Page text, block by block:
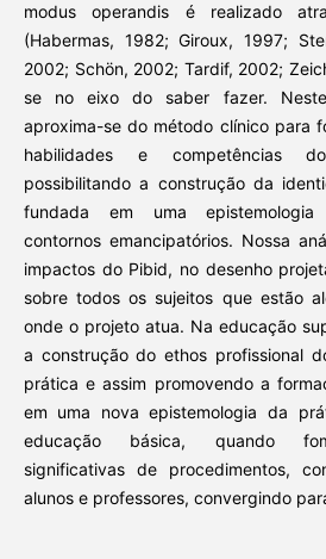
modus operandis é realizado
(Habermas, 1982; Giroux, 1997;
2002; Schön, 2002; Tardif, 2002;
se no eixo do saber fazer.
aproxima-se do método clínico para
habilidades e competências
possibilitando a construção da
fundada em uma epistemologia
contornos emancipatórios. Nossa
impactos do Pibid, no desenho
sobre todos os sujeitos que estão
onde o projeto atua. Na educação
a construção do ethos profissional
prática e assim promovendo a
em uma nova epistemologia da
educação básica, quando
significativas de procedimentos,
alunos e professores, convergindo